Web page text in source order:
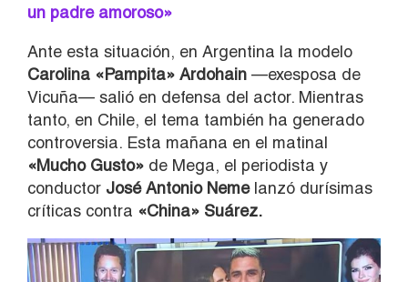
un padre amoroso»
Ante esta situación, en Argentina la modelo
Carolina «Pampita» Ardohain —exesposa de
Vicuña— salió en defensa del actor. Mientras
tanto, en Chile, el tema también ha generado
controversia. Esta mañana en el matinal
«Mucho Gusto» de Mega, el periodista y
conductor José Antonio Nemelanzó durísimas
críticas contra «China» Suárez.